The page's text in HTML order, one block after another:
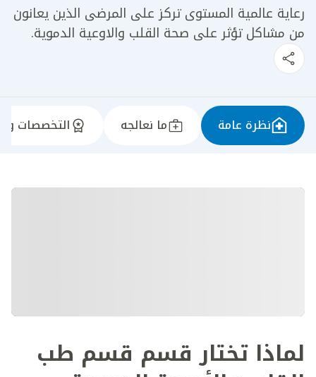
رعاية عالمية المستوى تركز على المرضى الذين يعانون
من مشاكل تؤثر على صحة القلب والاوعية الدموية.
نظرة عامة ما نعالجه التخصصات
لماذا تختار قسم قسم طب